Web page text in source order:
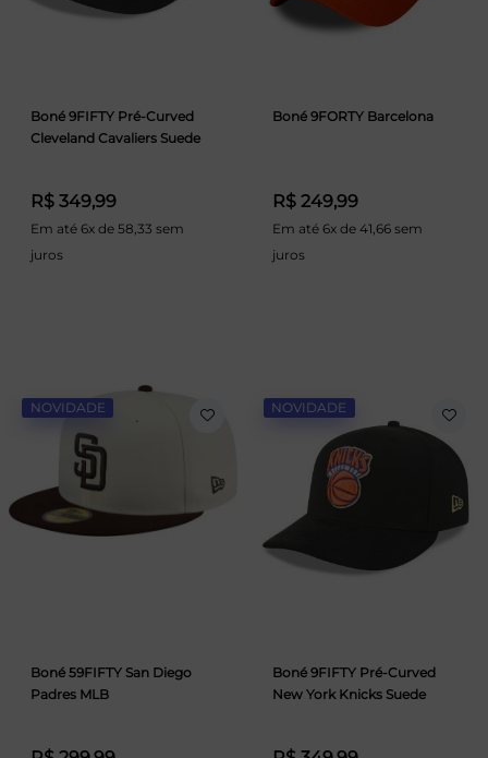
Boné 9FIFTY Pré-Curved
Cleveland Cavaliers Suede
R$ 349,99
Em até 6x de 58,33 sem
juros
Boné 9FORTY Barcelona
R$ 249,99
Em até 6x de 41,66 sem
juros
NOVIDADE
Boné 59FIFTY San Diego
Padres MLB
NOVIDADE
Boné 9FIFTY Pré-Curved
New York Knicks Suede